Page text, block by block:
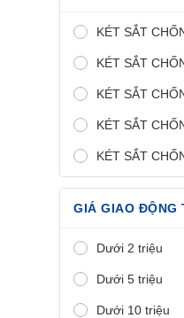
KÉT SẮT
KÉT SẮT
KÉT SẮT
KÉT SẮT
KÉT SẮT
GIÁ GIAO ĐỘNG
Dưới 2 triệu
Dưới 5 triệu
Dưới 10 triệu